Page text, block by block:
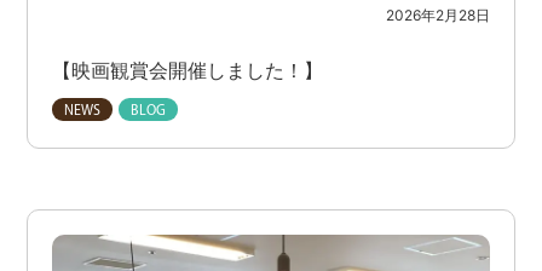
2026年2月28日
【映画観賞会開催しました！】